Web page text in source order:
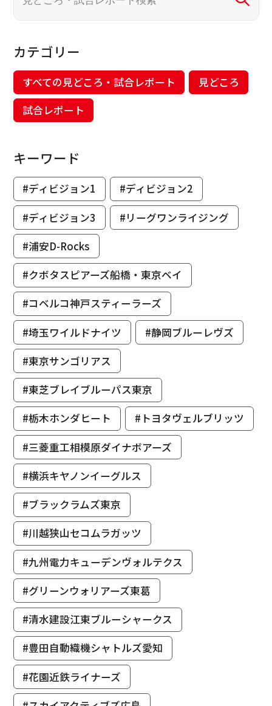
カテゴリー
すべての見どころ・試合レポート
見どころ
試合レポート
キーワード
#ディビジョン1
#ディビジョン2
#ディビジョン3
#リーグワンライジング
#浦安D-Rocks
#クボタスピアーズ船橋・東京ベイ
#コベルコ神戸スティーラーズ
#埼玉ワイルドナイツ
#静岡ブルーレヴズ
#東京サンゴリアス
#東芝ブレイブルーパス東京
#栃木ホンダヒート
#トヨタヴェルブリッツ
#三菱重工相模原ダイナボアーズ
#横浜キヤノンイーグルス
#ブラックラムズ東京
#川越狭山セコムラガッツ
#九州電力キューデンヴォルテクス
#グリーンウォリアーズ東葛
#清水建設江東ブルーシャークス
#豊田自動織機シャトルズ愛知
#花園近鉄ライナーズ